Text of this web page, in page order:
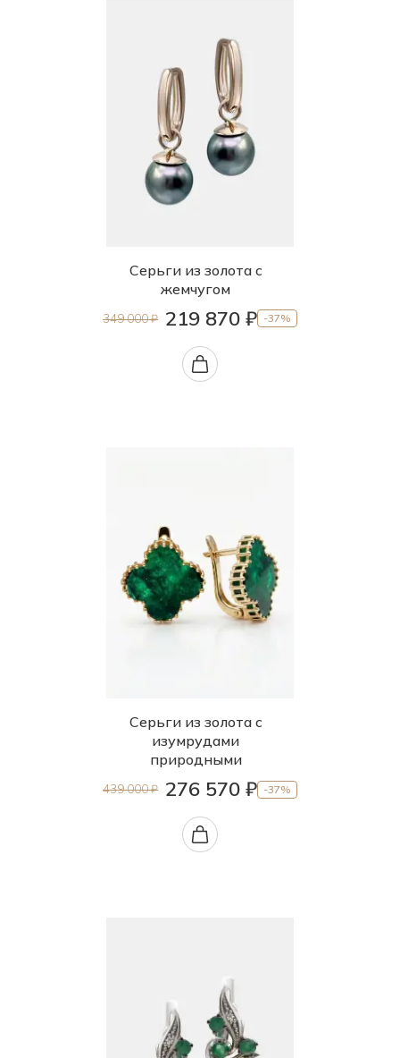
Серьги из золота с
жемчугом
349 000 ₽ 219 870 ₽ -37%
Серьги из золота с
изумрудами
природными
439 000 ₽ 276 570 ₽ -37%